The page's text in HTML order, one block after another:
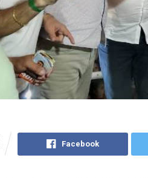
Facebook